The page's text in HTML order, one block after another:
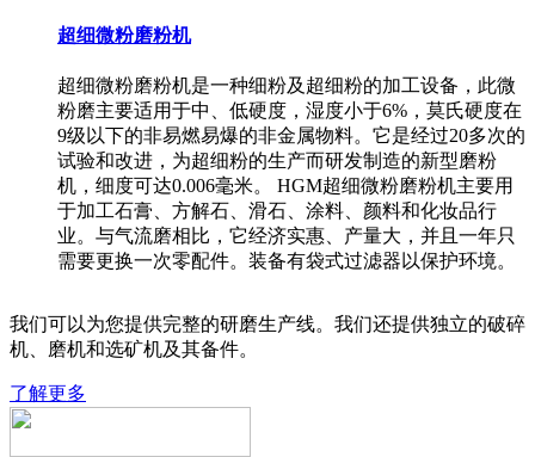
超细微粉磨粉机
超细微粉磨粉机是一种细粉及超细粉的加工设备，此微
粉磨主要适用于中、低硬度，湿度小于6%，莫氏硬度在
9级以下的非易燃易爆的非金属物料。它是经过20多次的
试验和改进，为超细粉的生产而研发制造的新型磨粉
机，细度可达0.006毫米。 HGM超细微粉磨粉机主要用
于加工石膏、方解石、滑石、涂料、颜料和化妆品行
业。与气流磨相比，它经济实惠、产量大，并且一年只
需要更换一次零配件。装备有袋式过滤器以保护环境。
我们可以为您提供完整的研磨生产线。我们还提供独立的破碎
机、磨机和选矿机及其备件。
了解更多